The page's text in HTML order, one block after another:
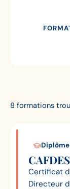
8 formations
CAFDES
Certificat
Directeur